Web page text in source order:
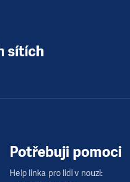
sítích
Potřebuji pomoci
Help linka pro lidi v nouzi: